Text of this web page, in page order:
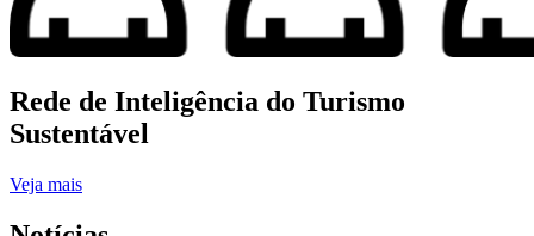
Rede de Inteligência do Turismo
Sustentável
Veja mais